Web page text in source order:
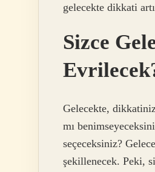
gelecekte dikkati
Sizce
Gelecekte,
mı
seçeceksiniz?
şekillenecek. Peki,